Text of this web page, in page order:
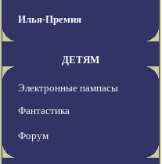
Илья-Премия
ДЕТЯМ
Электронные пампасы
Фантастика
Форум